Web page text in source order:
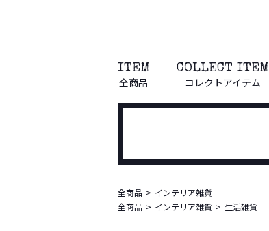
ITEM
全商品
COLLECT ITEM
コレクトアイテム
全商品
インテリア雑貨
全商品
インテリア雑貨 生活雑貨